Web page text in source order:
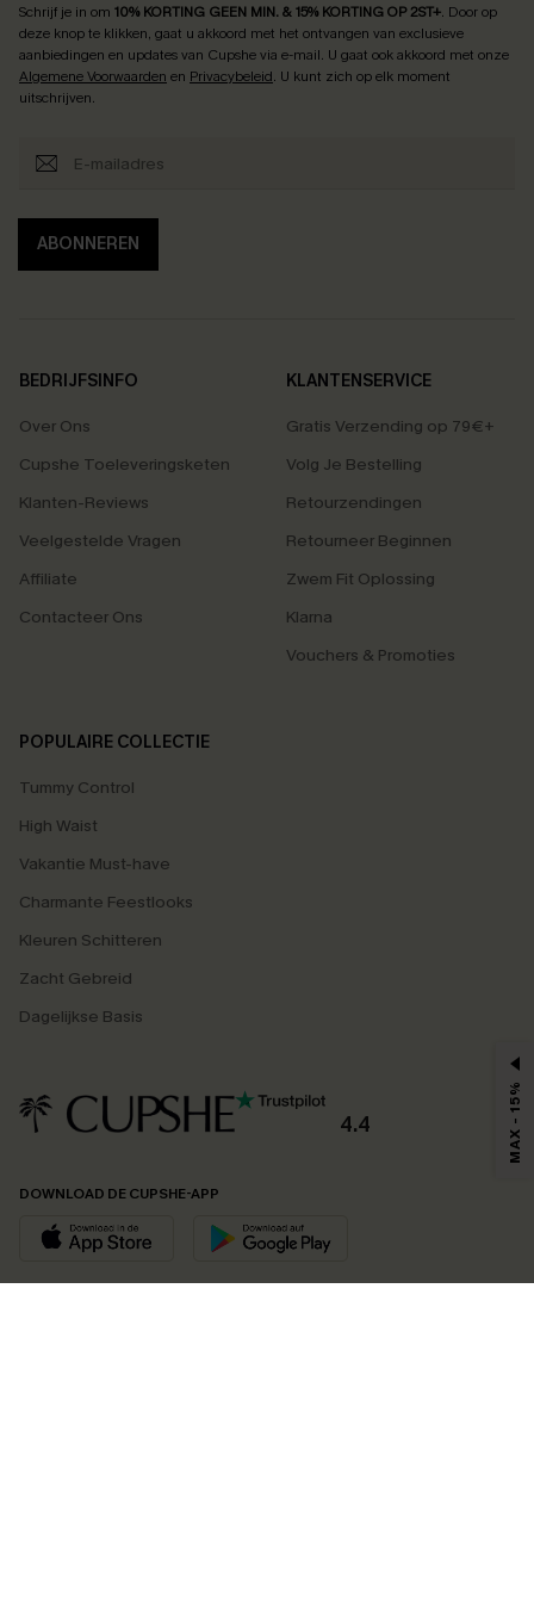
Schrijf je in om 10% KORTING GEEN MIN. & 15% KORTING OP 2ST+. Door op
deze knop te klikken, gaat u akkoord met het ontvangen van exclusieve
aanbiedingen en updates van Cupshe via e-mail. U gaat ook akkoord met onze
Algemene Voorwaarden en Privacybeleid. U kunt zich op elk moment
uitschrijven.
ABONNEREN
BEDRIJFSINFO
Over Ons
Cupshe Toeleveringsketen
Klanten-Reviews
Veelgestelde Vragen
Affiliate
Contacteer Ons
KLANTENSERVICE
Gratis Verzending op 79€+
Volg Je Bestelling
Retourzendingen
Retourneer Beginnen
Zwem Fit Oplossing
Klarna
Vouchers & Promoties
POPULAIRE COLLECTIE
Tummy Control
High Waist
Vakantie Must-have
Charmante Feestlooks
Kleuren Schitteren
Zacht Gebreid
Dagelijkse Basis
4.4
DOWNLOAD DE CUPSHE-APP
MAX - 15%